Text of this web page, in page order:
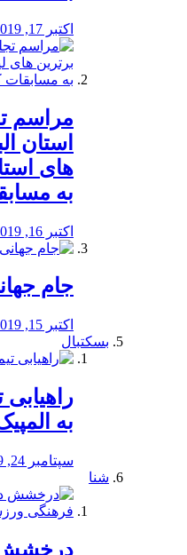
اکتبر 17, 2019
مراسم
استان
های
به
اکتبر 16, 2019
جام
اکتبر 15, 2019
بسکتبال
به
سپتامبر 24, 2019
شنا
درخشش